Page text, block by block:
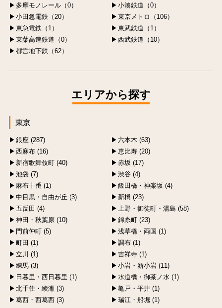
多摩モノレール（0）
小湊鉄道（0）
小田急電鉄（20）
東京メトロ（106）
東急電鉄（1）
東武鉄道（1）
東葉高速鉄道（0）
西武鉄道（10）
都営地下鉄（62）
エリアから探す
東京
銀座 (287)
六本木 (63)
西麻布 (16)
恵比寿 (20)
新宿歌舞伎町 (40)
赤坂 (17)
池袋 (7)
渋谷 (4)
麻布十番 (1)
飯田橋・神楽坂 (4)
中目黒・自由が丘 (3)
新橋 (23)
五反田 (4)
上野・御徒町・湯島 (58)
神田・秋葉原 (10)
錦糸町 (23)
門前仲町 (5)
浅草橋・両国 (1)
町田 (1)
調布 (1)
立川 (1)
吉祥寺 (1)
練馬 (3)
小岩・新小岩 (11)
日暮里・西日暮里 (1)
水道橋・御茶ノ水 (1)
北千住・綾瀬 (3)
亀戸・平井 (1)
葛西・西葛西 (3)
瑞江・船堀 (1)